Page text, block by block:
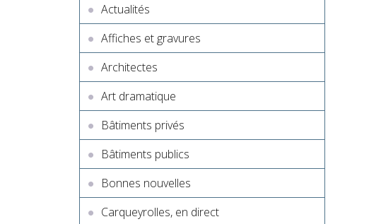
Actualités
Affiches et gravures
Architectes
Art dramatique
Bâtiments privés
Bâtiments publics
Bonnes nouvelles
Carqueyrolles, en direct